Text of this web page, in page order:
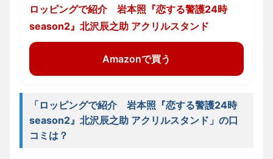
ロッピングで紹介 岩本照『恋する警護24時
season2』北沢辰之助 アクリルスタンド
Amazonで買う
「ロッピングで紹介 岩本照『恋する警護24時
season2』北沢辰之助 アクリルスタンド」の口
コミは？